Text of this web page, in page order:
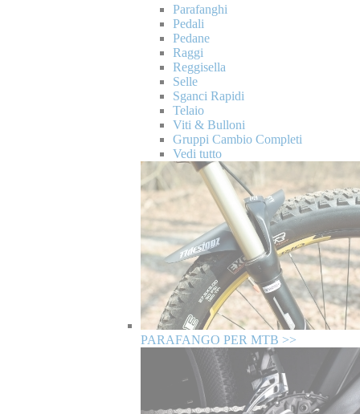
Parafanghi
Pedali
Pedane
Raggi
Reggisella
Selle
Sganci Rapidi
Telaio
Viti & Bulloni
Gruppi Cambio Completi
Vedi tutto
PARAFANGO PER MTB >>